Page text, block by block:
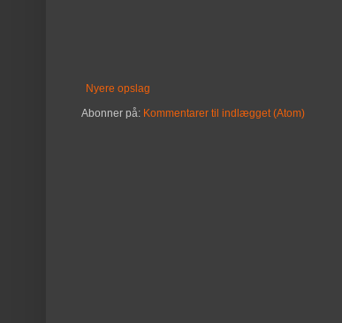
Nyere opslag
Abonner på: Kommentarer til indlægget (Atom)